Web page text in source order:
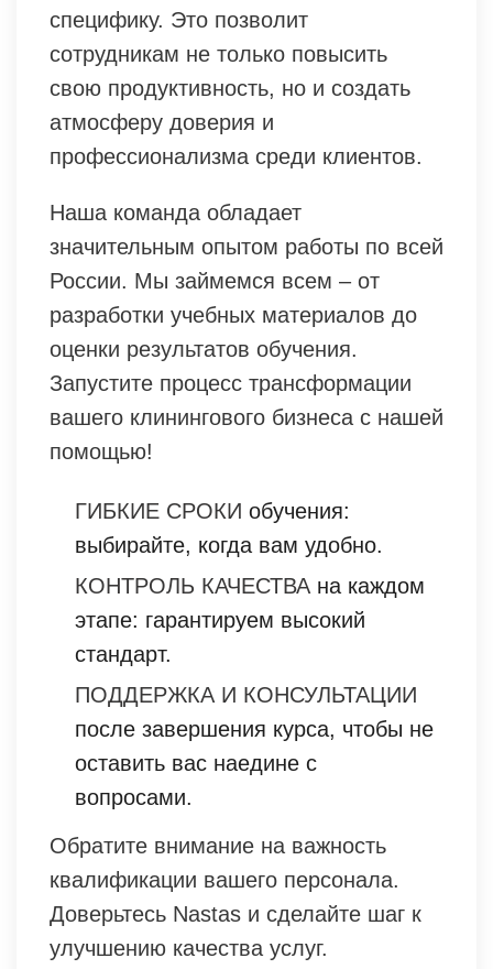
специфику. Это позволит
сотрудникам не только повысить
свою продуктивность, но и создать
атмосферу доверия и
профессионализма среди клиентов.
Наша команда обладает
значительным опытом работы по всей
России. Мы займемся всем – от
разработки учебных материалов до
оценки результатов обучения.
Запустите процесс трансформации
вашего клинингового бизнеса с нашей
помощью!
ГИБКИЕ СРОКИ обучения:
выбирайте, когда вам удобно.
КОНТРОЛЬ КАЧЕСТВА на каждом
этапе: гарантируем высокий
стандарт.
ПОДДЕРЖКА И КОНСУЛЬТАЦИИ
после завершения курса, чтобы не
оставить вас наедине с
вопросами.
Обратите внимание на важность
квалификации вашего персонала.
Доверьтесь Nastas и сделайте шаг к
улучшению качества услуг.